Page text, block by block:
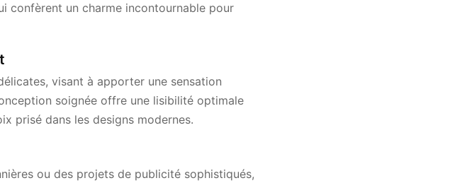
confèrent un charme incontournable pour
visant à apporter une sensation
soignée offre une lisibilité optimale
prisé dans les designs modernes.
ou des projets de publicité sophistiqués,